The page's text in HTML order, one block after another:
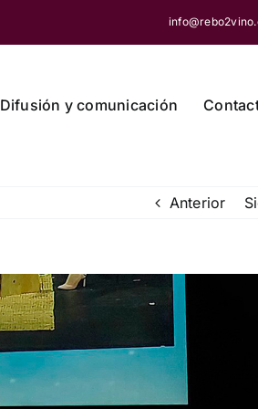
Difusión y comunicación
Anterior